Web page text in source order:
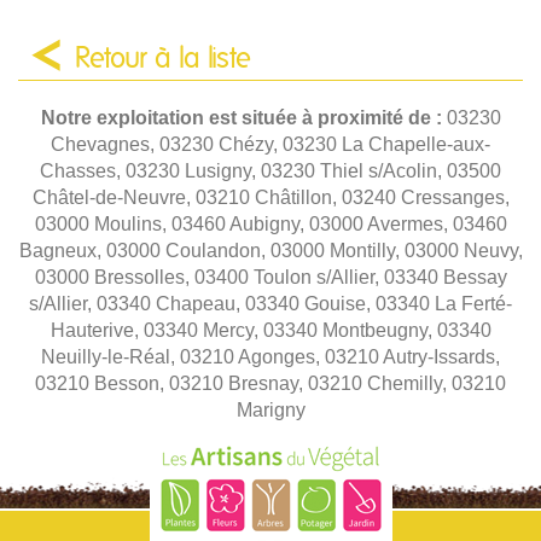
Retour à la liste
Notre exploitation est située à proximité de : 03230
Chevagnes, 03230 Chézy, 03230 La Chapelle-aux-
Chasses, 03230 Lusigny, 03230 Thiel s/Acolin, 03500
Châtel-de-Neuvre, 03210 Châtillon, 03240 Cressanges,
03000 Moulins, 03460 Aubigny, 03000 Avermes, 03460
Bagneux, 03000 Coulandon, 03000 Montilly, 03000 Neuvy,
03000 Bressolles, 03400 Toulon s/Allier, 03340 Bessay
s/Allier, 03340 Chapeau, 03340 Gouise, 03340 La Ferté-
Hauterive, 03340 Mercy, 03340 Montbeugny, 03340
Neuilly-le-Réal, 03210 Agonges, 03210 Autry-Issards,
03210 Besson, 03210 Bresnay, 03210 Chemilly, 03210
Marigny